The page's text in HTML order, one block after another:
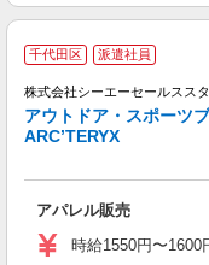
千代田区 派遣社員
株式会社シーエーセールスス
アウトドア・スポー
ARC’TERYX
アパレル販売
時給1550円〜